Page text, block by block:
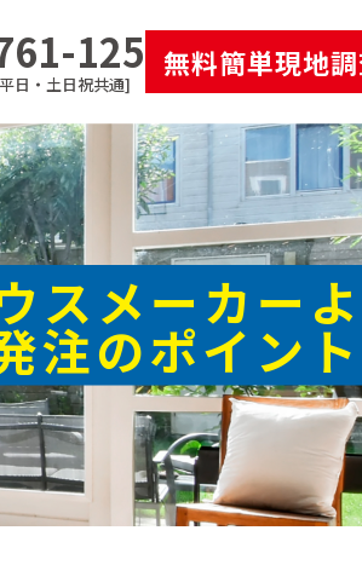
125
日・土日祝共通]
無料簡単現地
スメーカーよ
注のポイント